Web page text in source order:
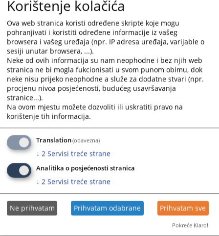
Očuvanje nezavisnosti i odgovornosti pravosuđa kao trećeg stuba
vlasti u Bosni i Hercegovini, ali i drugim evropskim pravnim
sistemima, bila je glavna tema sastanka projektne grupe Evropske
mreže sudskih vijeća (ENCJ) koji je održan 3. i 4. aprila u Sarajevu.
Održavanje sastanka u BiH, potvrđuje snažnu evropsku orijentaciju
VSTV BiH i pravosudnih institucija Bosne i Hercegovine.
Posebnu važnost ovog susreta predstavlja činjenica da je po prvi
put jedan od radnih sastanaka ENCJ-a održan u zemlji koja nije
članica Evropske unije. Time je VSTV BiH prepoznato kao pouzdan
partner u evropskim pravosudnim okvirima, s jasno izraženim
opredjeljenjem za unapređenje pravosudnih standarda i
približavanje evropskim praksama.
Tokom sastanka su razmatrane teme važne za evropske
pravosudne sisteme, uključujući stanje nezavisnosti i odgovornosti
pravosuđa u državama članicama i posmatračima ENCJ-a,
aktuelne izazove i institucionalni kontekst, a diskutovalo se i o
standardima za jačanje odgovornosti pravosuđa, kao i temama
unapređenja kvaliteta rada pravosuđa.
zemlje posmatrača u Evropskoj mreži sudskih vijeća. Ovaj status
Korištenje kolačića
Ova web stranica koristi određene skripte koje mogu
pohranjivati i koristiti određene informacije iz vašeg
browsera i vašeg uređaja (npr. IP adresa uređaja, varijable o
sesiji unutar browsera, ...).
Neke od ovih informacija su nam neophodne i bez njih web
stranica ne bi mogla fukcionisati u svom punom obimu, dok
neke nisu prijeko neophodne a služe za dodatne stvari (npr.
procjenu nivoa posjećenosti, budućeg usavršavanja
stranice...).
Na ovom mjestu možete dozvoliti ili uskratiti pravo na
korištenje tih informacija.
Translation(obavezna)
↓ 2 Servisi treće strane
Analitika o posjećenosti stranica
↓ 2 Servisi treće strane
Ne prihvatam Prihvatam odabrane Prihvatam sve
Pokreće Klaro!